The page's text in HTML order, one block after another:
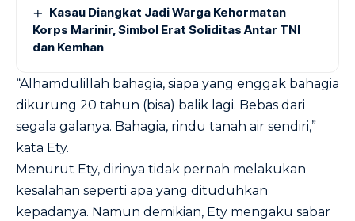
Kasau Diangkat Jadi Warga Kehormatan
Korps Marinir, Simbol Erat Soliditas Antar TNI
dan Kemhan
“Alhamdulillah bahagia, siapa yang enggak bahagia
dikurung 20 tahun (bisa) balik lagi. Bebas dari
segala galanya. Bahagia, rindu tanah air sendiri,”
kata Ety.
Menurut Ety, dirinya tidak pernah melakukan
kesalahan seperti apa yang dituduhkan
kepadanya. Namun demikian, Ety mengaku sabar